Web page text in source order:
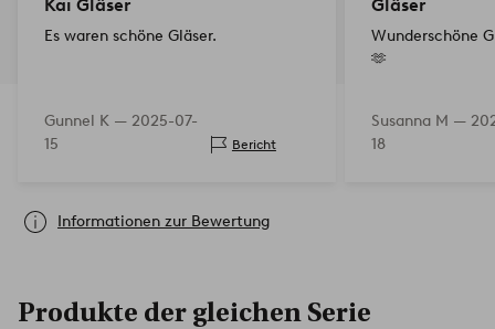
Kai Gläser
Es waren schöne Gläser.
Gunnel K — 2025-07-
15
Bericht
Gläser
Wunderschöne
🫶
Susanna M —
18
Informationen zur Bewertung
Produkte der gleichen Serie